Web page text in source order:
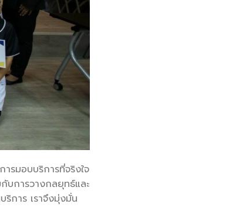
รมอบบริการที่จริงใจ
บการวางกลยุทธ์และ
การ เราจึงมุ่งมั่น